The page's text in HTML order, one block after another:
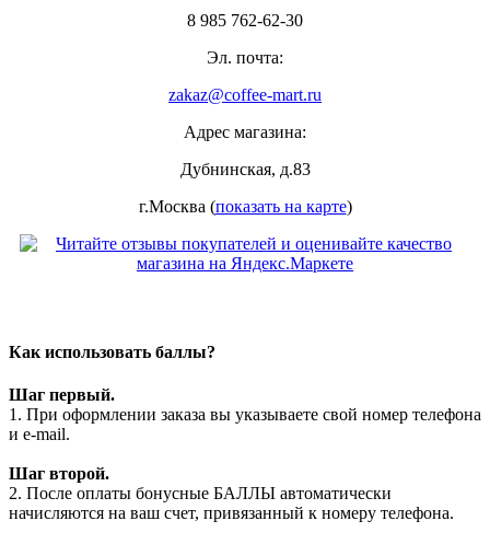
8 985 762-62-30
Эл. почта:
zakaz@coffee-mart.ru
Адрес магазина:
Дубнинская, д.83
г.Москва (показать на карте)
Как использовать баллы?
Шаг первый.
1. При оформлении заказа вы указываете свой номер телефона
и e-mail.
Шаг второй.
2. После оплаты бонусные БАЛЛЫ автоматически
начисляются на ваш счет, привязанный к номеру телефона.